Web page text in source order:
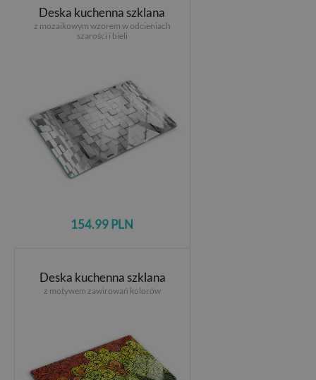
Deska kuchenna szklana
z mozaikowym wzorem w odcieniach
szarości i bieli
154.99 PLN
Deska kuchenna szklana
z motywem zawirowań kolorów